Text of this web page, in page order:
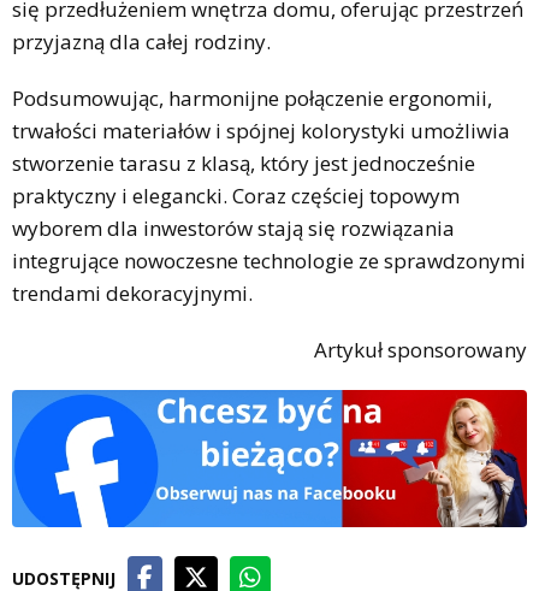
się przedłużeniem wnętrza domu, oferując przestrzeń
przyjazną dla całej rodziny.
Podsumowując, harmonijne połączenie ergonomii,
trwałości materiałów i spójnej kolorystyki umożliwia
stworzenie tarasu z klasą, który jest jednocześnie
praktyczny i elegancki. Coraz częściej topowym
wyborem dla inwestorów stają się rozwiązania
integrujące nowoczesne technologie ze sprawdzonymi
trendami dekoracyjnymi.
Artykuł sponsorowany
UDOSTĘPNIJ